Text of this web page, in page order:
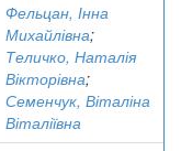
Фельцан, Інна
Михайлівна;
Теличко, Наталія
Вікторівна;
Семенчук, Віталіна
Віталіївна